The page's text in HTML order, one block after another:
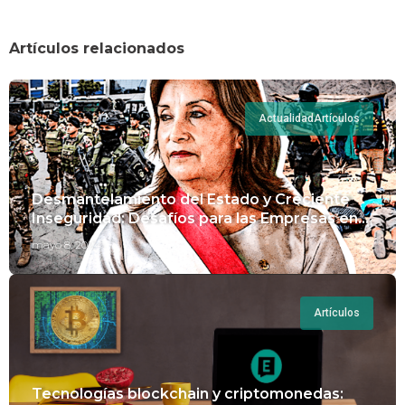
Artículos relacionados
ActualidadArtículos
Desmantelamiento del Estado y Creciente
Inseguridad: Desafíos para las Empresas en
Perú.
mayo 8, 2024
Artículos
Tecnologías blockchain y criptomonedas: